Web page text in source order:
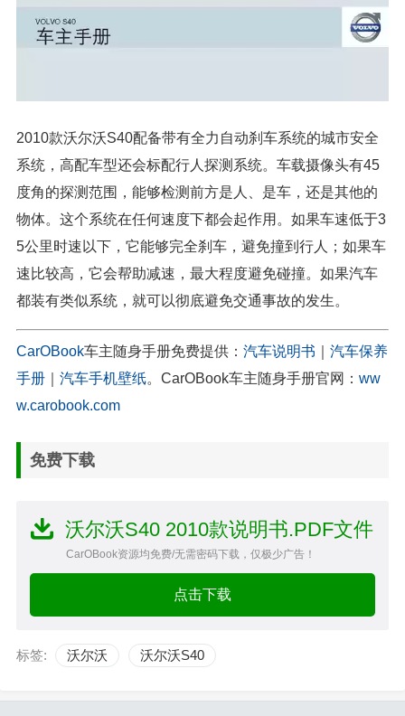
2010款沃尔沃S40配备带有全力自动刹车系统的城市安全
系统，高配车型还会标配行人探测系统。车载摄像头有45
度角的探测范围，能够检测前方是人、是车，还是其他的
物体。这个系统在任何速度下都会起作用。如果车速低于3
5公里时速以下，它能够完全刹车，避免撞到行人；如果车
速比较高，它会帮助减速，最大程度避免碰撞。如果汽车
都装有类似系统，就可以彻底避免交通事故的发生。
CarOBook车主随身手册免费提供： 汽车说明书
汽车保养
手册
汽车手机壁纸。CarOBook车主随身手册官网： ww
w.carobook.com
免费下载
沃尔沃S40 2010款说明书.PDF文件
CarOBook资源均免费/无需密码下载，仅极少广告！
点击下载
标签: 沃尔沃 沃尔沃S40